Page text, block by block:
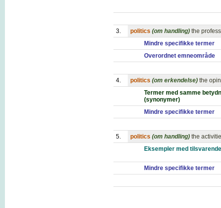
3. politics (om handling) the
Mindre specifikke termer
Overordnet emneområde
4. politics (om erkendelse) the
Termer med samme
(synonymer)
Mindre specifikke termer
5. politics (om handling) the
Eksempler med
Mindre specifikke termer